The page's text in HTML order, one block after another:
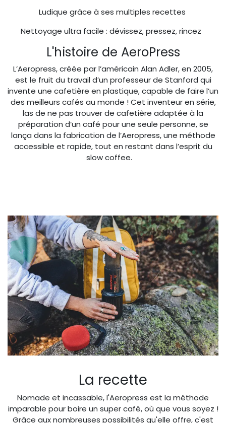
Ludique grâce à ses multiples recettes
Nettoyage ultra facile : dévissez, pressez, rincez
L'histoire de AeroPress
L’Aeropress, créée par l’américain Alan Adler, en 2005,
est le fruit du travail d’un professeur de Stanford qui
invente une cafetière en plastique, capable de faire l’un
des meilleurs cafés au monde ! Cet inventeur en série,
las de ne pas trouver de cafetière adaptée à la
préparation d’un café pour une seule personne, se
lança dans la fabrication de l’Aeropress, une méthode
accessible et rapide, tout en restant dans l’esprit du
slow coffee.
La recette
Nomade et incassable, l'Aeropress est la méthode
imparable pour boire un super café, où que vous soyez !
Grâce aux nombreuses possibilités qu'elle offre, c'est